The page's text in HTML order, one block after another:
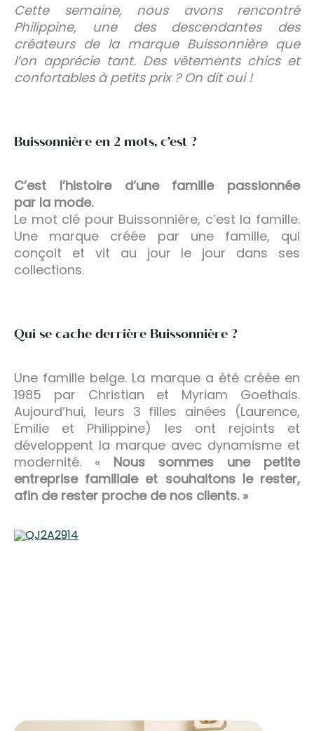
Cette semaine, nous avons rencontré
Philippine, une des descendantes des
créateurs de la marque Buissonnière que
l’on apprécie tant. Des vêtements chics et
confortables à petits prix ? On dit oui !
Buissonnière en 2 mots, c’est ?
C’est l’histoire d’une famille passionnée
par la mode.
Le mot clé pour Buissonnière, c’est la famille.
Une marque créée par une famille, qui
conçoit et vit au jour le jour dans ses
collections.
Qui se cache derrière Buissonnière ?
Une famille belge. La marque a été créée en
1985 par Christian et Myriam Goethals.
Aujourd’hui, leurs 3 filles ainées (Laurence,
Emilie et Philippine) les ont rejoints et
développent la marque avec dynamisme et
modernité. « Nous sommes une petite
entreprise familiale et souhaitons le rester,
afin de rester proche de nos clients. »